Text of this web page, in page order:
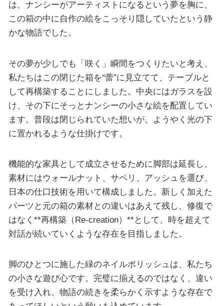
は、ナンシーがアーティストになるという夢を胸に、
この箱の中に自作の絵をこっそり隠していたという静
かな物語でした。
その夢が少しでも「咲く」瞬間をつくりたいと考え、
私たちはこの閉じた箱を“蕾”に見立てて、テーブルと
して再構築することにしました。中央にはガラスを設
け、その下にそっとナンシーの小さな絵を配置してい
ます。普段は閉じられていた想いが、ようやく光の下
に置かれるような仕掛けです。
機能的な家具として成立させるために脚部は延長し、
素材にはウォールナット、サペリ、アッシュを選び、
日本の仕口技術を用いて構成しました。新しく加えた
パーツと元の箱の素材との違いはあえて残し、修復で
はなく**再構築（Re-creation）**として、時を超えて
対話が続いていくような存在を目指しました。
脚のひとつに施した緑のネイルポリッシュは、私たち
の小さな遊び心です。完璧に揃えるのではなく、違い
を受け入れ、物語の続きを柔らかく示すような存在で